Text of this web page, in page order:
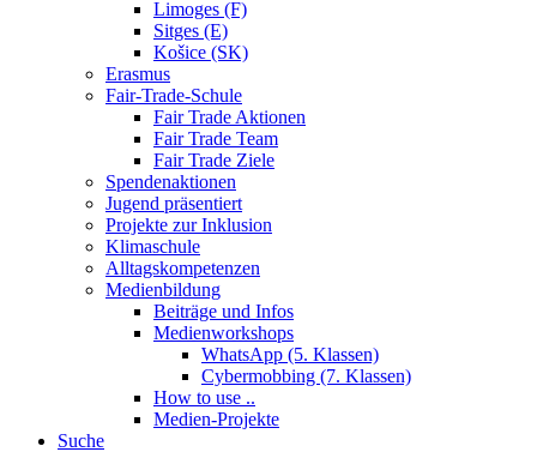
Limoges (F)
Sitges (E)
Košice (SK)
Erasmus
Fair-Trade-Schule
Fair Trade Aktionen
Fair Trade Team
Fair Trade Ziele
Spendenaktionen
Jugend präsentiert
Projekte zur Inklusion
Klimaschule
Alltagskompetenzen
Medienbildung
Beiträge und Infos
Medienworkshops
WhatsApp (5. Klassen)
Cybermobbing (7. Klassen)
How to use ..
Medien-Projekte
Suche